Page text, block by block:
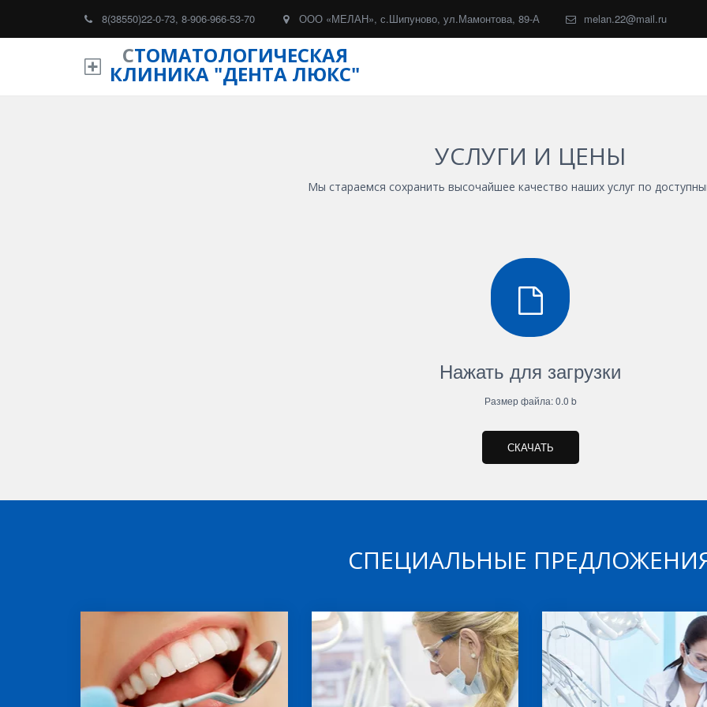
8(38550)22-0-73, 8-906-966-53-70 ООО «МЕЛАН», с.Шипуново, ул.Мамонтова, 89-А melan.22@mail.ru
СТОМАТОЛОГИЧЕСКАЯ
КЛИНИКА "ДЕНТА ЛЮКС"
УСЛУГИ И ЦЕНЫ
Мы стараемся сохранить высочайшее качество наших услуг по
Нажать для загрузки
Размер файла: 0.0 b
СКАЧАТЬ
СПЕЦИАЛЬНЫЕ